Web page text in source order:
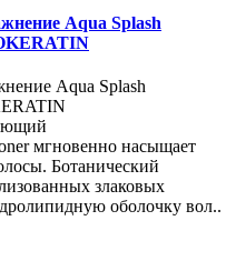
Aqua Splash
Aqua Splash
мгновенно насыщает
Ботанический
злаковых
оболочку вол..